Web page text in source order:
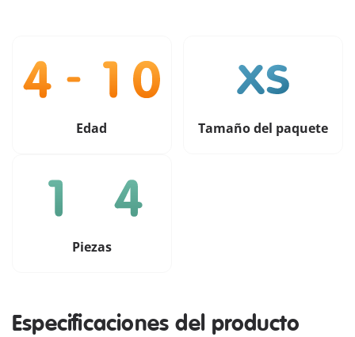
Edad Tamaño del paquete
Piezas
Especificaciones del producto